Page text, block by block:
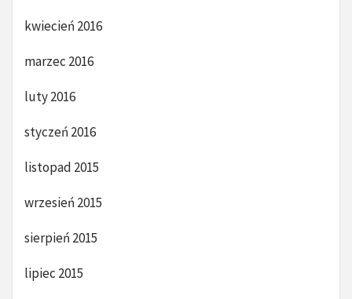
kwiecień 2016
marzec 2016
luty 2016
styczeń 2016
listopad 2015
wrzesień 2015
sierpień 2015
lipiec 2015